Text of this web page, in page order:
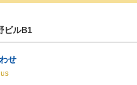
ビルB1
せ